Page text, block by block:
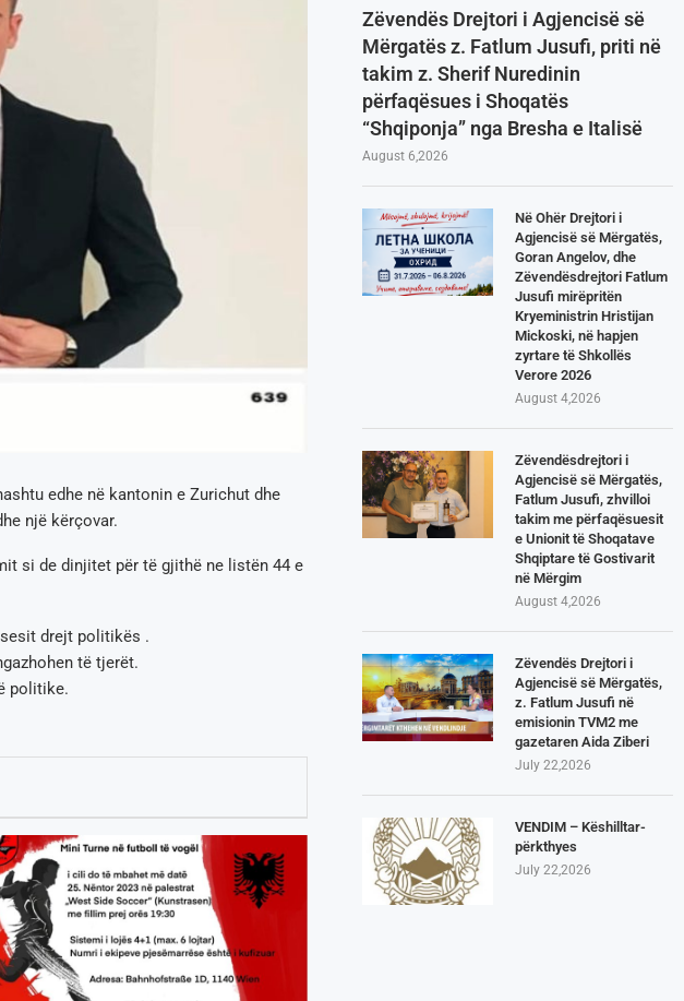
edhe në kantonin e Zurichut dhe
një kërçovar.
si de dinjitet për të gjithë ne listën 44 e
drejt politikës .
të tjerët.
politike.
Zëvendës Drejtori i Agjencisë së
Mërgatës z. Fatlum Jusufi, priti në
takim z. Sherif Nuredinin
përfaqësues i Shoqatës
“Shqiponja” nga Bresha e Italisë
August 6,2026
Në Ohër Drejtori i
Agjencisë së Mërgatës,
Goran Angelov, dhe
Zëvendësdrejtori Fatlum
Jusufi mirëpritën
Kryeministrin Hristijan
Mickoski, në hapjen
zyrtare të Shkollës
Verore 2026
August 4,2026
Zëvendësdrejtori i
Agjencisë së Mërgatës,
Fatlum Jusufi, zhvilloi
takim me përfaqësuesit
e Unionit të Shoqatave
Shqiptare të Gostivarit
në Mërgim
August 4,2026
Zëvendës Drejtori i
Agjencisë së Mërgatës,
z. Fatlum Jusufi në
emisionin TVM2 me
gazetaren Aida Ziberi
July 22,2026
VENDIM – Këshilltar-
përkthyes
July 22,2026